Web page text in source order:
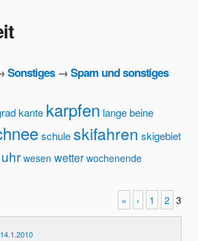
Sonstiges→Spam und sonstiges
kante karpfen lange beine
schuleskifahren skigebiet
uhr wesen wetter wochenende
«
‹ 1 2 3